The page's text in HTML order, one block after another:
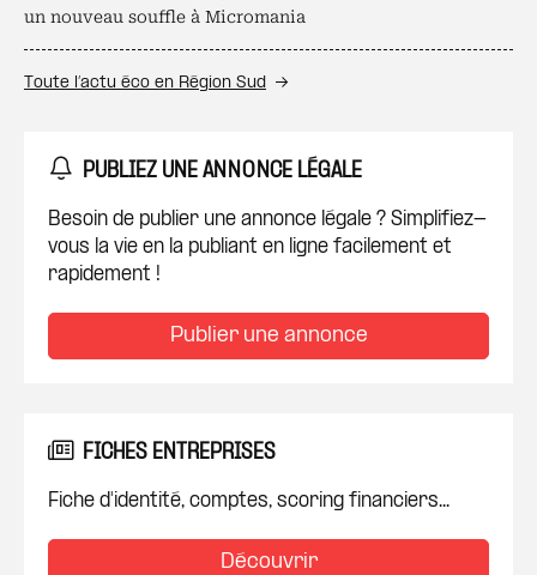
un nouveau souffle à Micromania
Toute l’actu éco en Région Sud
PUBLIEZ UNE ANNONCE LÉGALE
Besoin de publier une annonce légale ? Simplifiez-
vous la vie en la publiant en ligne facilement et
rapidement !
Publier une annonce
FICHES ENTREPRISES
Fiche d'identité, comptes, scoring financiers...
Découvrir